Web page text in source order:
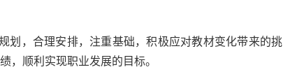
，合理安排，注重基础，积极应对教材变化带来的挑
，顺利实现职业发展的目标。